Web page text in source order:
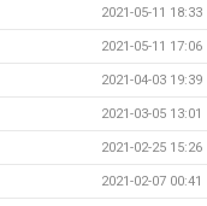
2021-05-11 18:33
2021-05-11 17:06
2021-04-03 19:39
2021-03-05 13:01
2021-02-25 15:26
2021-02-07 00:41